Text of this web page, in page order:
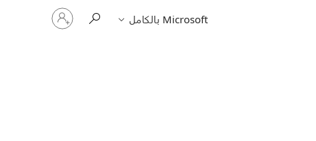
Microsoft بالكامل
تسجيل
الدخول
إلى